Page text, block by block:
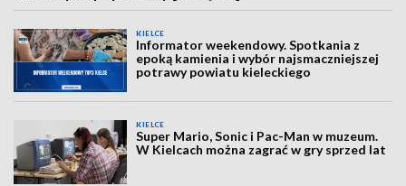
KIELCE
Informator weekendowy. Spotkania z
epoką kamienia i wybór najsmaczniejszej
potrawy powiatu kieleckiego
KIELCE
Super Mario, Sonic i Pac-Man w muzeum.
W Kielcach można zagrać w gry sprzed lat